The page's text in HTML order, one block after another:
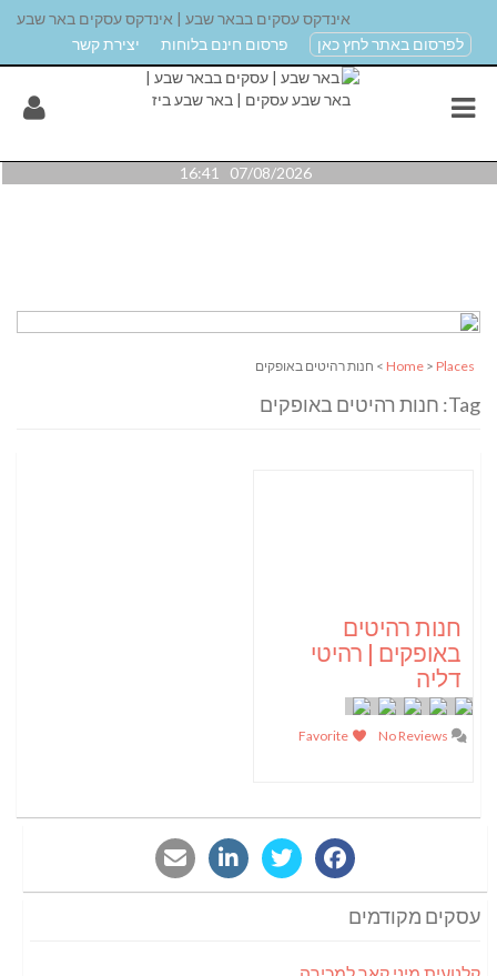
אינדקס עסקים בבאר שבע | אינדקס עסקים באר שבע
לפרסום באתר לחץ כאן
פרסום חינם בלוחות יצירת קשר
07/08/2026 16:41
Home > Places > חנות רהיטים באופקים
Tag: חנות רהיטים באופקים
חנות רהיטים
באופקים | רהיטי
דליה
עסקים מקודמים